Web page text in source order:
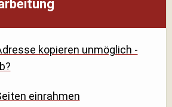
kopieren unmöglich -
einrahmen